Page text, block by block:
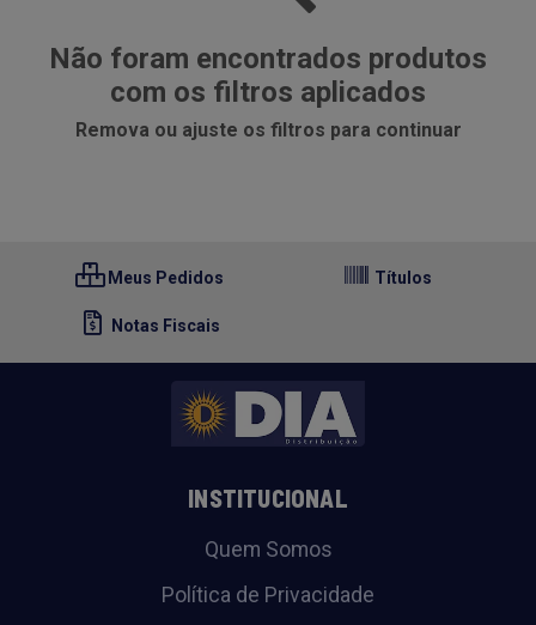
Não foram encontrados produtos
com os filtros aplicados
Remova ou ajuste os filtros para continuar
Meus Pedidos Títulos
Notas Fiscais
INSTITUCIONAL
Quem Somos
Política de Privacidade